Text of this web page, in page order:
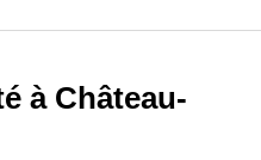
à Château-